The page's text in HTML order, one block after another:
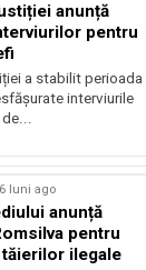
anunță
pentru
a stabilit perioada
interviurile
6 luni ago
anunță
pentru
ilegale